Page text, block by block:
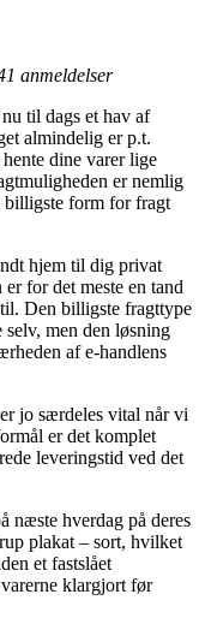
anmeldelser
til dags et hav af
almindelig er p.t.
dine varer lige
er nemlig
form for fragt
hjem til dig privat
for det meste en tand
Den billigste fragttype
men den løsning
af e-handlens
jo særdeles vital når vi
er det komplet
leveringstid ved det
næste hverdag på deres
plakat – sort, hvilket
et fastslået
klargjort før